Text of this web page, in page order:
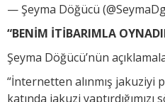
— Şeyma Döğücü
“BENİM İTİBARIMLA
Şeyma Döğücü’nün
“İnternetten alınmış jakuziyi
katında jakuzi